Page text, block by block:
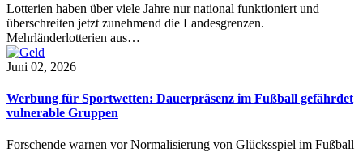
Lotterien haben über viele Jahre nur national funktioniert und
überschreiten jetzt zunehmend die Landesgrenzen.
Mehrländerlotterien aus…
Juni 02, 2026
Werbung für Sportwetten: Dauerpräsenz im Fußball gefährdet
vulnerable Gruppen
Forschende warnen vor Normalisierung von Glücksspiel im Fußball